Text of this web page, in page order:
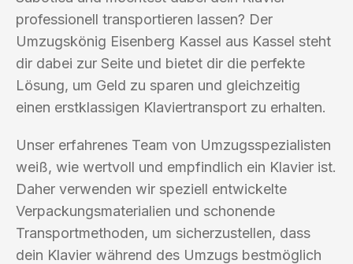
professionell transportieren lassen? Der
Umzugskönig Eisenberg Kassel aus Kassel steht
dir dabei zur Seite und bietet dir die perfekte
Lösung, um Geld zu sparen und gleichzeitig
einen erstklassigen Klaviertransport zu erhalten.
Unser erfahrenes Team von Umzugsspezialisten
weiß, wie wertvoll und empfindlich ein Klavier ist.
Daher verwenden wir speziell entwickelte
Verpackungsmaterialien und schonende
Transportmethoden, um sicherzustellen, dass
dein Klavier während des Umzugs bestmöglich